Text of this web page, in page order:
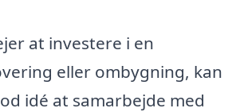
at investere i en
eller ombygning, kan
idé at samarbejde med